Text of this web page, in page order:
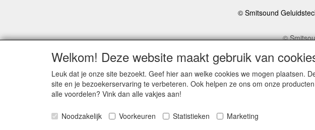
© Smitsound
©
REFERENTIES
Herroepingslink
ALGEMENE
VOORWAARDEN
aanvragen
RING
aanvragen
Welkom! Deze website maakt gebruik van
Leuk dat je onze site bezoekt. Geef hier aan welke cookies we mogen plaatsen.
site en je bezoekerservaring te verbeteren. Ook helpen ze ons om onze
alle voordelen? Vink dan alle vakjes aan!
Noodzakelijk Voorkeuren Statistieken Marketing